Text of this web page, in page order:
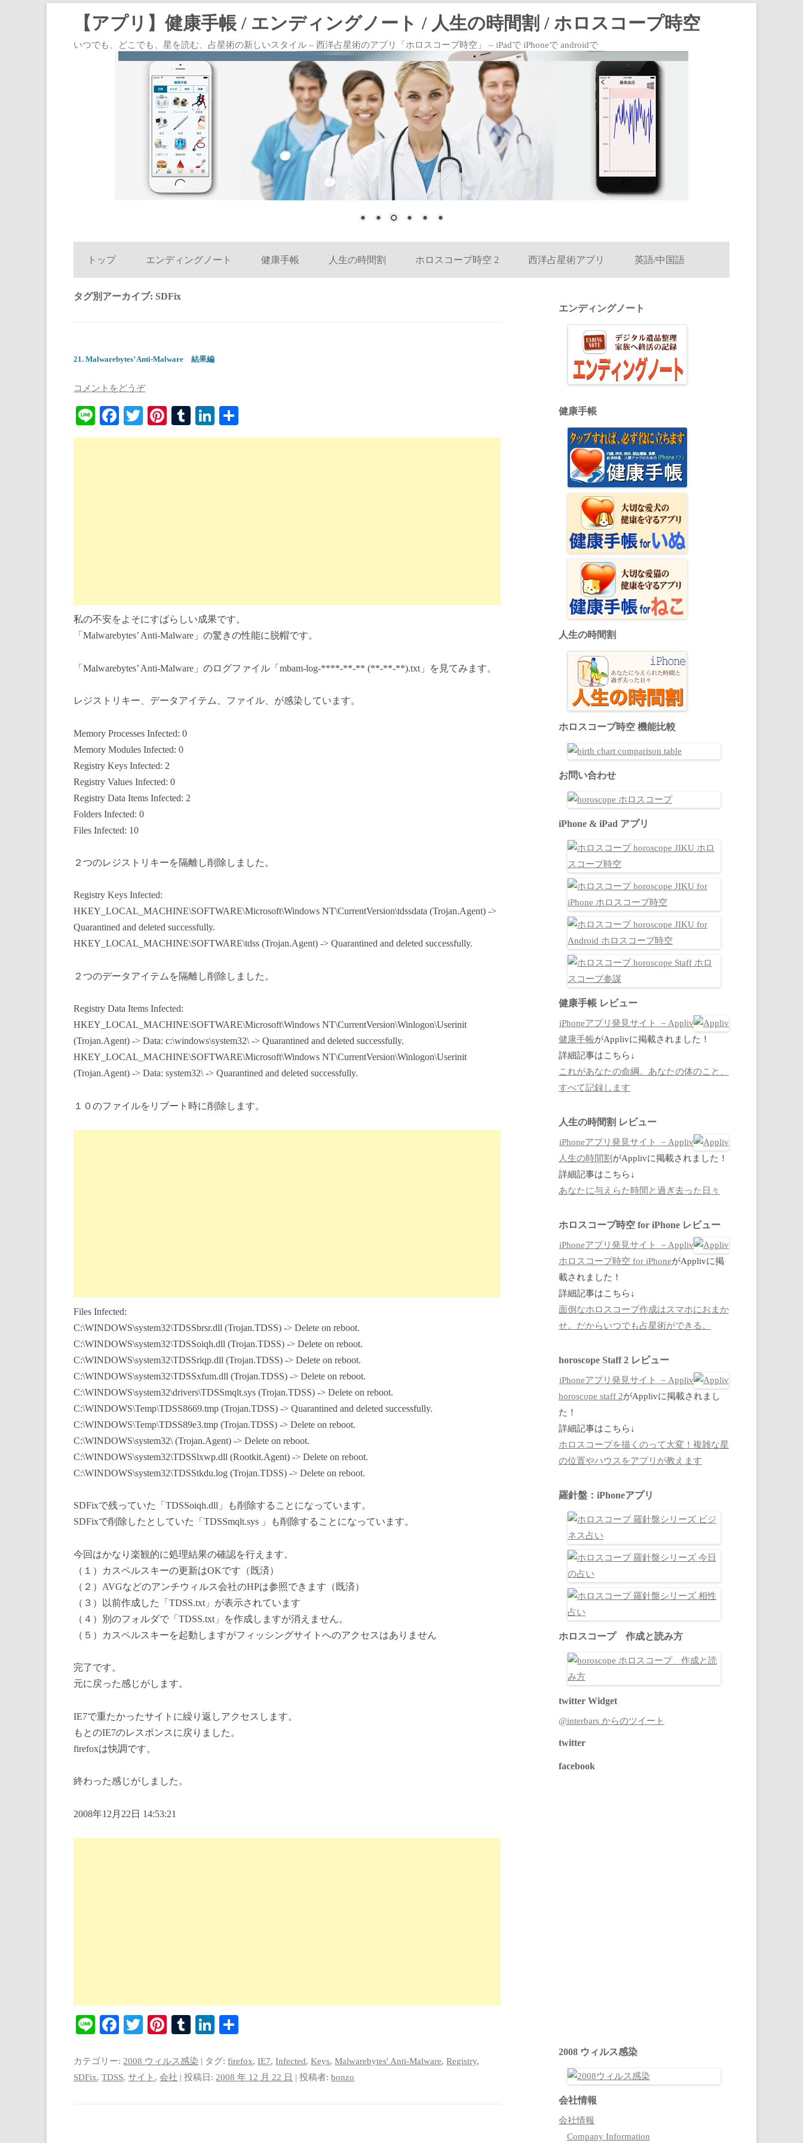
【アプリ】健康手帳 / エンディングノート / 人生の時間割 / ホロスコープ時空
いつでも、どこでも、星を読む、占星術の新しいスタイル – 西洋占星術のアプリ「ホロスコープ時空」 – iPadで iPhoneで androidで
トップ
エンディングノート 健康手帳 人生の時間割 ホロスコープ時空 2 西洋占星術アプリ 英語/中国語
タグ別アーカイブ: SDFix
21. Malwarebytes’ Anti-Malware 結果編
コメントをどうぞ
Li
ne
Fa
ce
T
wi
Pi
nt
T
u
Li
nk 有
私の不安をよそにすばらしい成果です。
「Malwarebytes’ Anti-Malware」の驚きの性能に脱帽です。
「Malwarebytes’ Anti-Malware」のログファイル「mbam-log-****-**-** (**-**-**).txt」を見てみます。
レジストリキー、データアイテム、ファイル、が感染しています。
Memory Processes Infected: 0
Memory Modules Infected: 0
Registry Keys Infected: 2
Registry Values Infected: 0
Registry Data Items Infected: 2
Folders Infected: 0
Files Infected: 10
２つのレジストリキーを隔離し削除しました。
Registry Keys Infected:
HKEY_LOCAL_MACHINE\SOFTWARE\Microsoft\Windows NT\CurrentVersion\tdssdata (Trojan.Agent) ->
Quarantined and deleted successfully.
HKEY_LOCAL_MACHINE\SOFTWARE\tdss (Trojan.Agent) -> Quarantined and deleted successfully.
２つのデータアイテムを隔離し削除しました。
Registry Data Items Infected:
HKEY_LOCAL_MACHINE\SOFTWARE\Microsoft\Windows NT\CurrentVersion\Winlogon\Userinit
(Trojan.Agent) -> Data: c:\windows\system32\ -> Quarantined and deleted successfully.
HKEY_LOCAL_MACHINE\SOFTWARE\Microsoft\Windows NT\CurrentVersion\Winlogon\Userinit
(Trojan.Agent) -> Data: system32\ -> Quarantined and deleted successfully.
１０のファイルをリブート時に削除します。
Files Infected:
C:\WINDOWS\system32\TDSSbrsr.dll (Trojan.TDSS) -> Delete on reboot.
C:\WINDOWS\system32\TDSSoiqh.dll (Trojan.TDSS) -> Delete on reboot.
C:\WINDOWS\system32\TDSSriqp.dll (Trojan.TDSS) -> Delete on reboot.
C:\WINDOWS\system32\TDSSxfum.dll (Trojan.TDSS) -> Delete on reboot.
C:\WINDOWS\system32\drivers\TDSSmqlt.sys (Trojan.TDSS) -> Delete on reboot.
C:\WINDOWS\Temp\TDSS8669.tmp (Trojan.TDSS) -> Quarantined and deleted successfully.
C:\WINDOWS\Temp\TDSS89e3.tmp (Trojan.TDSS) -> Delete on reboot.
C:\WINDOWS\system32\ (Trojan.Agent) -> Delete on reboot.
C:\WINDOWS\system32\TDSSlxwp.dll (Rootkit.Agent) -> Delete on reboot.
C:\WINDOWS\system32\TDSStkdu.log (Trojan.TDSS) -> Delete on reboot.
SDFixで残っていた「TDSSoiqh.dll」も削除することになっています。
SDFixで削除したとしていた「TDSSmqlt.sys 」も削除することになっています。
今回はかなり楽観的に処理結果の確認を行えます。
（１）カスペルスキーの更新はOKです（既済）
（２）AVGなどのアンチウィルス会社のHPは参照できます（既済）
（３）以前作成した「TDSS.txt」が表示されています
（４）別のフォルダで「TDSS.txt」を作成しますが消えません。
（５）カスペルスキーを起動しますがフィッシングサイトへのアクセスはありません
完了です。
元に戻った感じがします。
IE7で重たかったサイトに繰り返しアクセスします。
もとのIE7のレスポンスに戻りました。
firefoxは快調です。
終わった感じがしました。
2008年12月22日 14:53:21
Li
Fa
bo
ok
T
tte
r
Pi
er
es
T
m
bl
Li
ed
In
カテゴリー:2008 ウィルス感染 | タグ:firefox,IE7,Infected,Keys,Malwarebytes' Anti-Malware,Registry,
SDFix,TDSS,サイト ,会社 | 投稿日:2008 年 12 月 22 日 |投稿者:bonzo
エンディングノート
健康手帳
人生の時間割
ホロスコープ時空 機能比較
お問い合わせ
iPhone & iPad アプリ
健康手帳 レビュー
iPhoneアプリ発見サイト －Appliv
健康手帳がApplivに掲載されました！
詳細記事はこちら↓
これがあなたの命綱。あなたの体のこと、
すべて記録します
人生の時間割 レビュー
iPhoneアプリ発見サイト －Appliv
人生の時間割 がApplivに掲載されました！
詳細記事はこちら↓
あなたに与えらた時間と過ぎ去った日々
ホロスコープ時空 for iPhone レビュー
iPhoneアプリ発見サイト －Appliv
ホロスコープ時空 for iPhoneがApplivに掲
載されました！
詳細記事はこちら↓
面倒なホロスコープ作成はスマホにおまか
せ。だからいつでも占星術ができる。
horoscope Staff 2 レビュー
iPhoneアプリ発見サイト －Appliv
horoscope staff 2がApplivに掲載されまし
た！
詳細記事はこちら↓
ホロスコープを描くのって大変！複雑な星
の位置やハウスをアプリが教えます
羅針盤：iPhoneアプリ
ホロスコープ 作成と読み方
twitter Widget
@interbars からのツイート
twitter
facebook
2008 ウィルス感染
会社情報
会社情報
Company Information